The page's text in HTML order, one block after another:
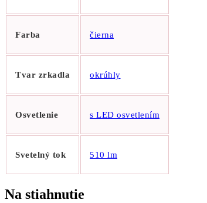
Farba čierna
Tvar zrkadla okrúhly
Osvetlenie s LED osvetlením
Svetelný tok 510 lm
Na stiahnutie